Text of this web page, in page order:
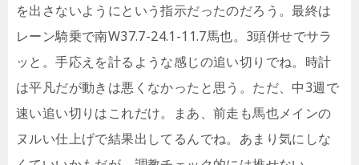
を出さないようにという指示だったのだろう。最終は
レーン騎乗で南W37.7-24.1-11.7馬也。3頭併せでサラ
ッと。手応えを計るような感じの追い切りでね。時計
は平凡だが動きは悪くなかったと思う。ただ、中3週で
速い追い切りはこれだけ。まあ、前走も馬也メインの
ヌルい仕上げで結果出してるんでね。あまり気にしな